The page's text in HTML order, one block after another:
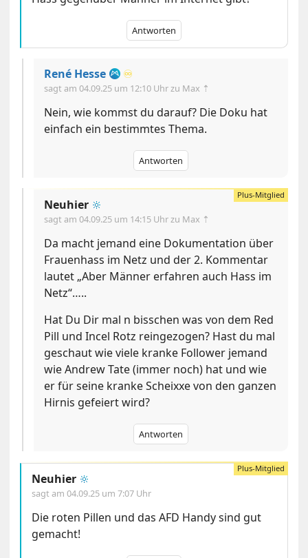
Antworten
René Hesse ♾️
sagt am04.09.25 um 12:10 Uhrzu Max ⇡
Nein, wie kommst du darauf? Die Doku hat
einfach ein bestimmtes Thema.
Antworten
Neuhier 🔆
sagt am04.09.25 um 14:15 Uhrzu Max ⇡
Da macht jemand eine Dokumentation über
Frauenhass im Netz und der 2. Kommentar
lautet „Aber Männer erfahren auch Hass im
Netz“…..
Hat Du Dir mal n bisschen was von dem Red
Pill und Incel Rotz reingezogen? Hast du mal
geschaut wie viele kranke Follower jemand
wie Andrew Tate (immer noch) hat und wie
er für seine kranke Scheixxe von den ganzen
Hirnis gefeiert wird?
Antworten
Neuhier 🔆
sagt am04.09.25 um 7:07 Uhr
Die roten Pillen und das AFD Handy sind gut
gemacht!